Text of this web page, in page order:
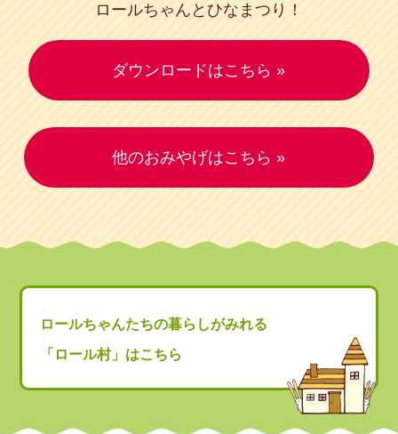
ロールちゃんとひなまつり！
ダウンロードはこちら »
他のおみやげはこちら »
ロールちゃんたちの暮らしがみれる
「ロール村」はこちら